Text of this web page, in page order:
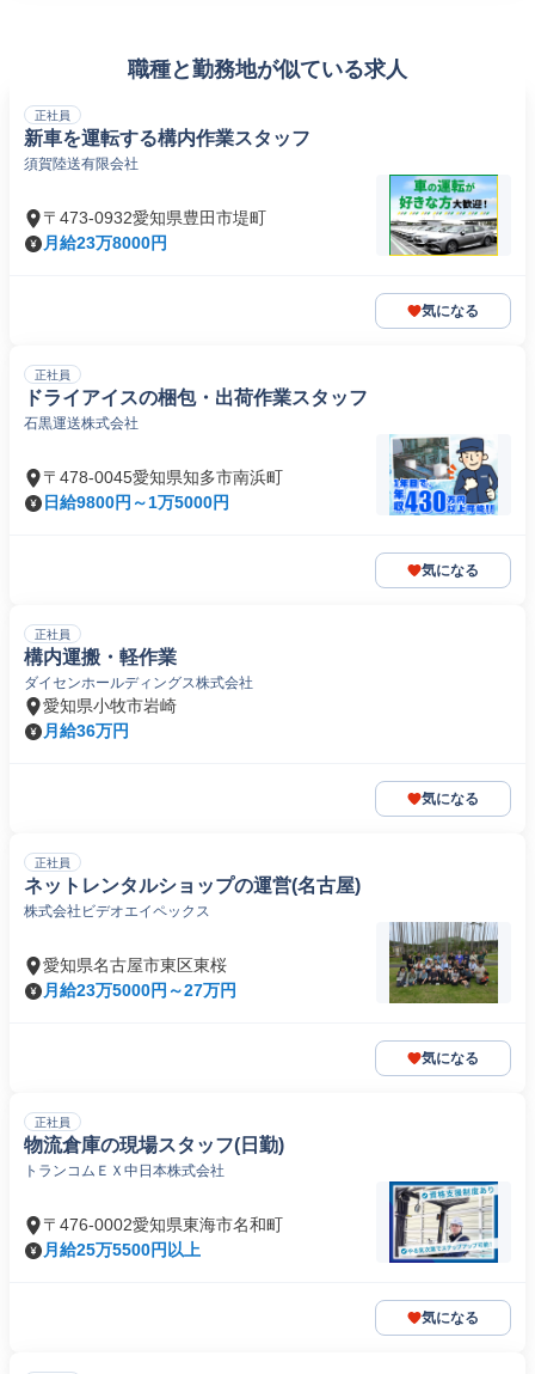
職種と勤務地が似ている求人
正社員
新車を運転する構内作業スタッフ
須賀陸送有限会社
〒473-0932愛知県豊田市堤町
月給23万8000円
気になる
正社員
ドライアイスの梱包・出荷作業スタッフ
石黒運送株式会社
〒478-0045愛知県知多市南浜町
日給9800円～1万5000円
気になる
正社員
構内運搬・軽作業
ダイセンホールディングス株式会社
愛知県小牧市岩崎
月給36万円
気になる
正社員
ネットレンタルショップの運営(名古屋)
株式会社ビデオエイペックス
愛知県名古屋市東区東桜
月給23万5000円～27万円
気になる
正社員
物流倉庫の現場スタッフ(日勤)
トランコムＥＸ中日本株式会社
〒476-0002愛知県東海市名和町
月給25万5500円以上
気になる